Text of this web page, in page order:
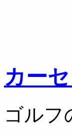
カー
ゴルフ